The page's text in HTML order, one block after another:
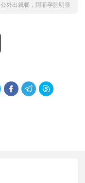
外出就餐，阿菲孕肚明显
  